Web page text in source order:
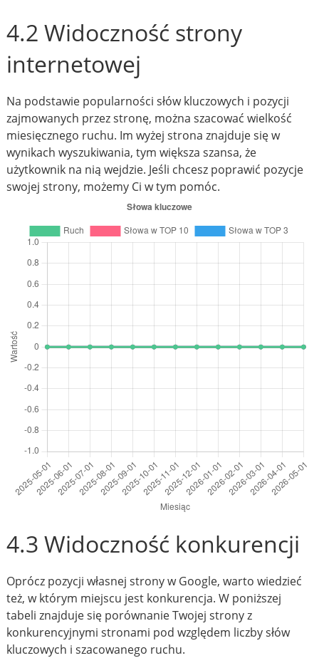
4.2 Widoczność strony
internetowej
Na podstawie popularności słów kluczowych i pozycji
zajmowanych przez stronę, można szacować wielkość
miesięcznego ruchu. Im wyżej strona znajduje się w
wynikach wyszukiwania, tym większa szansa, że
użytkownik na nią wejdzie. Jeśli chcesz poprawić pozycje
swojej strony, możemy Ci w tym pomóc.
4.3 Widoczność konkurencji
Oprócz pozycji własnej strony w Google, warto wiedzieć
też, w którym miejscu jest konkurencja. W poniższej
tabeli znajduje się porównanie Twojej strony z
konkurencyjnymi stronami pod względem liczby słów
kluczowych i szacowanego ruchu.